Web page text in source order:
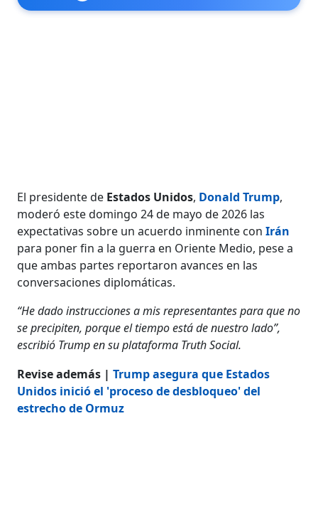
El presidente de Estados Unidos, Donald Trump,
moderó este domingo 24 de mayo de 2026 las
expectativas sobre un acuerdo inminente con Irán
para poner fin a la guerra en Oriente Medio, pese a
que ambas partes reportaron avances en las
conversaciones diplomáticas.
“He dado instrucciones a mis representantes para que no
se precipiten, porque el tiempo está de nuestro lado”,
escribió Trump en su plataforma Truth Social.
Revise además |Trump asegura que Estados
Unidos inició el 'proceso de desbloqueo' del
estrecho de Ormuz